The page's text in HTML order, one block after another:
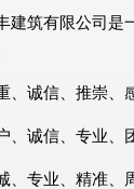
建筑有限公司是
、诚信、推崇、
、诚信、专业、
、专业、精准、